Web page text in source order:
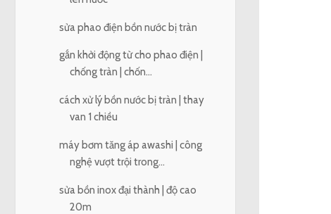
sửa phao điện bồn nước bị tràn
gắn khởi động từ cho phao điện |
chống tràn | chốn...
cách xử lý bồn nước bị tràn | thay
van 1 chiều
máy bơm tăng áp awashi | công
nghệ vượt trội trong...
sửa bồn inox đại thành | độ cao
20m